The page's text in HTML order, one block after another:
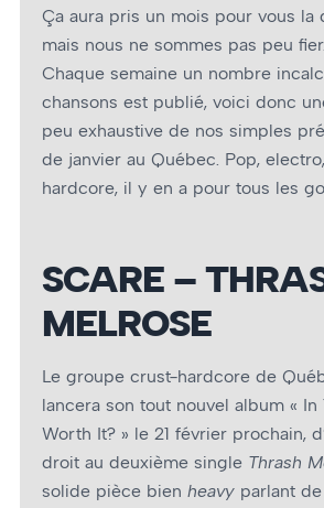
Ça aura pris un mois pour vous la
mais nous ne sommes pas peu
Chaque semaine un nombre
chansons est publié, voici donc
peu exhaustive de nos simples
de janvier au Québec. Pop,
hardcore, il y en a pour tous les
SCARE –
MELROSE
Le groupe crust-hardcore de
lancera son tout nouvel album « In
Worth It? » le 21 février prochain,
droit au deuxième single Thrash
solide pièce bien heavy parlant de